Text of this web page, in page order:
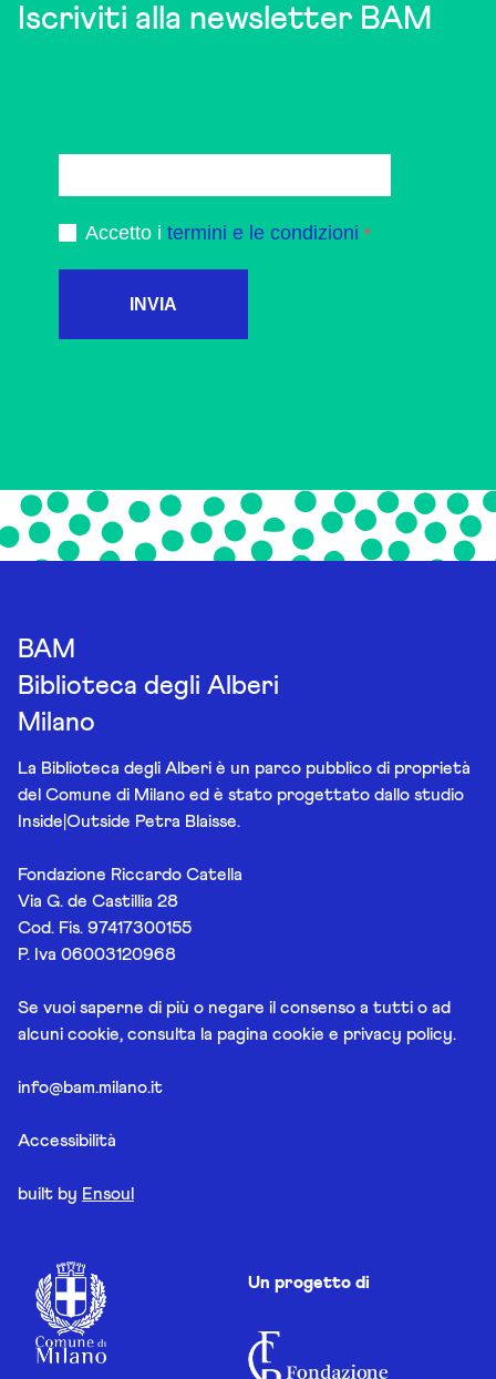
Iscriviti alla newsletter BAM
Accetto i termini e le condizioni
INVIA
BAM
Biblioteca degli Alberi
Milano
La Biblioteca degli Alberi è un parco pubblico di proprietà
del Comune di Milano ed è stato progettato dallo studio
Inside|Outside Petra Blaisse.
Fondazione Riccardo Catella
Via G. de Castillia 28
Cod. Fis. 97417300155
P. Iva 06003120968
Se vuoi saperne di più o negare il consenso a tutti o ad
alcuni cookie, consulta la pagina cookie e privacy policy.
info@bam.milano.it
Accessibilità
built by Ensoul
Un progetto di